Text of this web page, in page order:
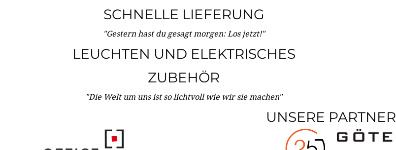
SCHNELLE LIEFERUNG
"Gestern hast du gesagt morgen: Los jetzt!"
LEUCHTEN UND ELEKTRISCHES
ZUBEHÖR
"Die Welt um uns ist so lichtvoll wie wir sie machen"
UNSERE PARTNER